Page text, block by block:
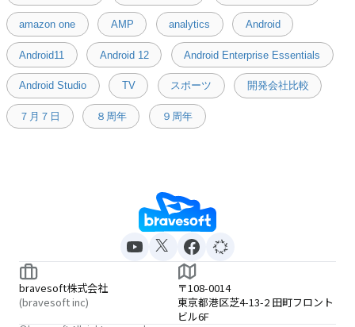
amazon one AMP analytics Android
Android11 Android 12 Android Enterprise Essentials
Android Studio TV スポーツ 開発会社比較
７月７日 ８周年 ９周年
bravesoft株式会社
(bravesoft inc)
〒108-0014
東京都港区芝4-13-2 田町フロント
ビル6F